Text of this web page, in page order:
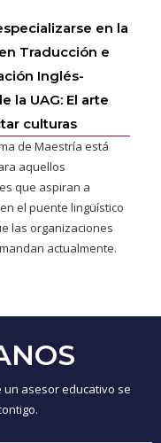
en la
Traducción e
Inglés-
la UAG: El arte
culturas
de Maestría está
aquellos
que aspiran a
el puente lingüístico
las organizaciones
actualmente.
asesor educativo se